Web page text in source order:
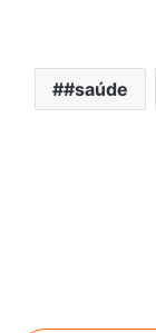
#saúde